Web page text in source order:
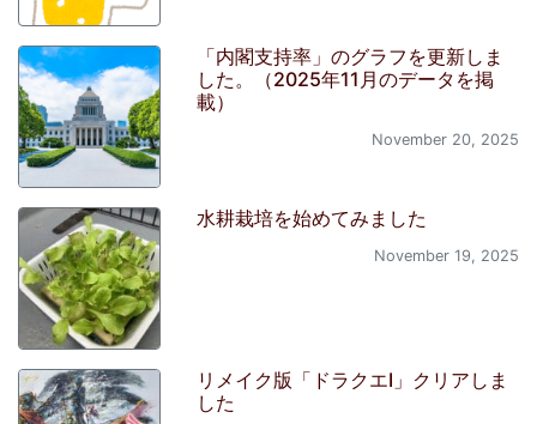
「内閣支持率」のグラフを更新しま
した。（2025年11月のデータを掲
載）
November 20, 2025
水耕栽培を始めてみました
November 19, 2025
リメイク版「ドラクエI」クリアしま
した